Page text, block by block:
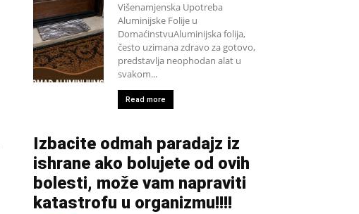
Višenamjenska Upotreba
Aluminijske Folije u
DomaćinstvuAluminijska folija,
često uzimana zdravo za gotovo,
predstavlja neophodan alat u
svakom...
Read more
Izbacite odmah paradajz iz
ishrane ako bolujete od ovih
bolesti, može vam napraviti
katastrofu u organizmu!!!!